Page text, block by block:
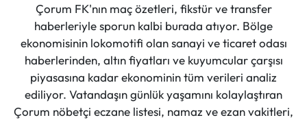
Çorum FK'nın maç özetleri, fikstür ve transfer
haberleriyle sporun kalbi burada atıyor. Bölge
ekonomisinin lokomotifi olan sanayi ve ticaret odası
haberlerinden, altın fiyatları ve kuyumcular çarşısı
piyasasına kadar ekonominin tüm verileri analiz
ediliyor. Vatandaşın günlük yaşamını kolaylaştıran
Çorum nöbetçi eczane listesi, namaz ve ezan vakitleri,